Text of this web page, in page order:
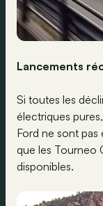
Lancements
Si toutes les
électriques
Ford ne sont
que les Tourneo
disponibles.